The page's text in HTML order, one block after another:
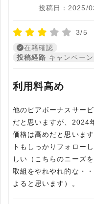
投稿日：2025/
3/5
在籍確認
投稿経路 キャンペーン
利用料高め
他のピアボーナスサー
だと思いますが、2024
価格は高めだと思いま
トもしっかりフォロー
しい（こちらのニーズ
取組をやれやれ的な・
よると思います）。